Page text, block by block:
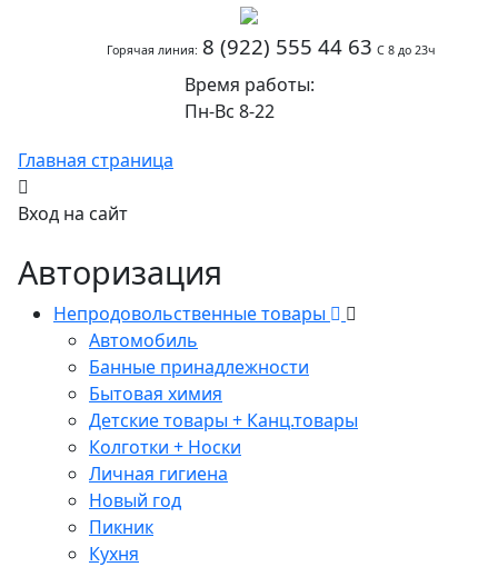
Горячая линия: 8 (922) 555 44 63 С 8 до 23ч
Время работы:
Пн-Вс 8-22
Главная страница
Вход на сайт
Авторизация
Непродовольственные товары
Автомобиль
Банные принадлежности
Бытовая химия
Детские товары + Канц.товары
Колготки + Носки
Личная гигиена
Новый год
Пикник
Кухня